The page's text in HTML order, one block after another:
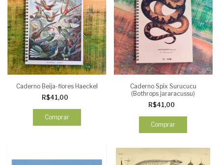
Caderno Beija-flores Haeckel
R$41,00
Comprar
Caderno Spix Surucucu
(Bothrops jararacussu)
R$41,00
Comprar